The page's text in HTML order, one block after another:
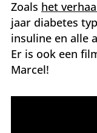
Zoals het
jaar diabetes
insuline en alle
Er is ook een
Marcel!